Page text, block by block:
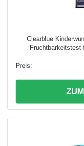
Clearblue
Fruchtbarkeitstest